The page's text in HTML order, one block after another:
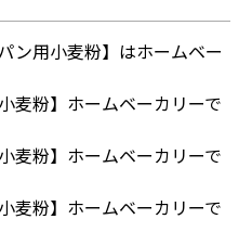
ン用小麦粉】はホームベー
麦粉】ホームベーカリーで
麦粉】ホームベーカリーで
麦粉】ホームベーカリーで